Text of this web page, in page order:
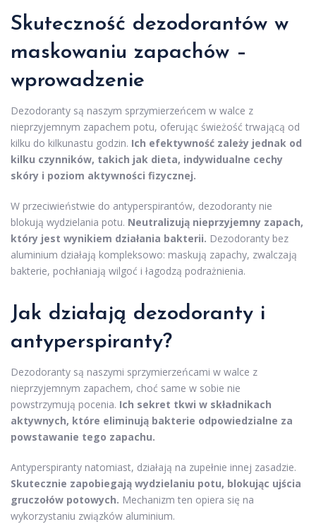
Skuteczność dezodorantów w
maskowaniu zapachów –
wprowadzenie
Dezodoranty są naszym sprzymierzeńcem w walce z
nieprzyjemnym zapachem potu, oferując świeżość trwającą od
kilku do kilkunastu godzin. Ich efektywność zależy jednak od
kilku czynników, takich jak dieta, indywidualne cechy
skóry i poziom aktywności fizycznej.
W przeciwieństwie do antyperspirantów, dezodoranty nie
blokują wydzielania potu. Neutralizują nieprzyjemny zapach,
który jest wynikiem działania bakterii. Dezodoranty bez
aluminium działają kompleksowo: maskują zapachy, zwalczają
bakterie, pochłaniają wilgoć i łagodzą podrażnienia.
Jak działają dezodoranty i
antyperspiranty?
Dezodoranty są naszymi sprzymierzeńcami w walce z
nieprzyjemnym zapachem, choć same w sobie nie
powstrzymują pocenia. Ich sekret tkwi w składnikach
aktywnych, które eliminują bakterie odpowiedzialne za
powstawanie tego zapachu.
Antyperspiranty natomiast, działają na zupełnie innej zasadzie.
Skutecznie zapobiegają wydzielaniu potu, blokując ujścia
gruczołów potowych. Mechanizm ten opiera się na
wykorzystaniu związków aluminium.